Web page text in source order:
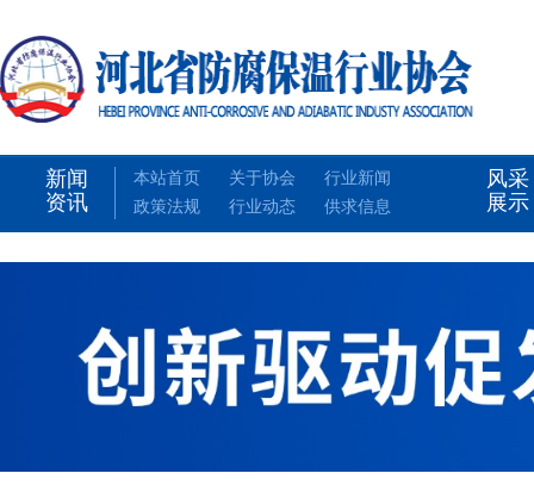
新闻
资讯
本站首页 关于协会
行业新闻
政策法规
行业动态 供求信息
风采
展示